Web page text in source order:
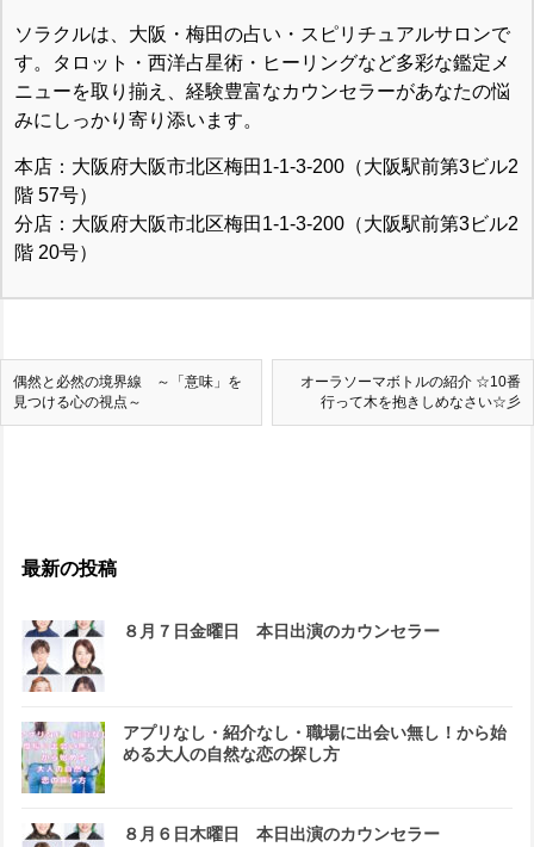
ソラクルは、大阪・梅田の占い・スピリチュアルサロンで
す。タロット・西洋占星術・ヒーリングなど多彩な鑑定メ
ニューを取り揃え、経験豊富なカウンセラーがあなたの悩
みにしっかり寄り添います。
本店：大阪府大阪市北区梅田1-1-3-200（大阪駅前第3ビル2
階 57号）
分店：大阪府大阪市北区梅田1-1-3-200（大阪駅前第3ビル2
階 20号）
偶然と必然の境界線 ～「意味」を
見つける心の視点～
オーラソーマボトルの紹介 ☆10番
行って木を抱きしめなさい☆彡
最新の投稿
８月７日金曜日 本日出演のカウンセラー
アプリなし・紹介なし・職場に出会い無し！から始
める大人の自然な恋の探し方
８月６日木曜日 本日出演のカウンセラー